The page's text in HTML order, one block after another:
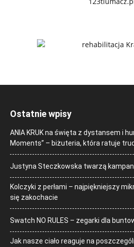
Ostatnie wpisy
ANIA KRUK na święta z dystansem i
Moments” – biżuteria, która ratuje
Justyna Steczkowska twarzą
Kolczyki z perłami – najpiękniejszy
się zakochacie
Swatch NO RULES – zegarki dla
Jak nasze ciało reaguje na